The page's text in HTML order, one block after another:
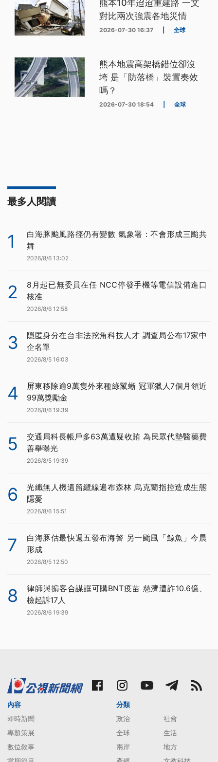
熊本10年迢迢重建路 一文
對比兩次強震各地災情
2026-07-30 16:37 全球
熊本地震高架橋錯位卻沒
垮 是「防落橋」裝置奏效
嗎？
2026-07-30 18:54 全球
最多人閱讀
1
白海豚颱風路徑仍有變數 氣象署：不會形成三颱共
舞
2026/8/6 13:02
2
8月起已無委員在任 NCC停發手機等電信設備進口
核准
2026/8/6 12:58
3
隱匿身分在台非法挖角科技人才 調查局公布17家中
企名單
2026/8/5 16:03
4
屏東移除逾9萬隻外來種綠鬣蜥 冠軍獵人7個月領近
99萬獎勵金
2026/8/6 19:39
5
交通局科長帳戶多63萬遭疑收賄 為民眾代墊醫藥費
善舉曝光
2026/8/5 19:39
6
光纖無人機遺留纜線遍布森林 烏克蘭指控造成生態
隱憂
2026/8/6 15:51
7
白海豚估最快週五發布海警 另一颱風「鯨魚」今晨
形成
2026/8/5 12:50
8
律師與掮客合謀誆可購BNT疫苗 慈濟遭詐10.6億、
檢起訴17人
2026/8/6 19:39
內容
即時新聞
專題策展
數位敘事
分類
政治
社會
全球
生活
兩岸
地方